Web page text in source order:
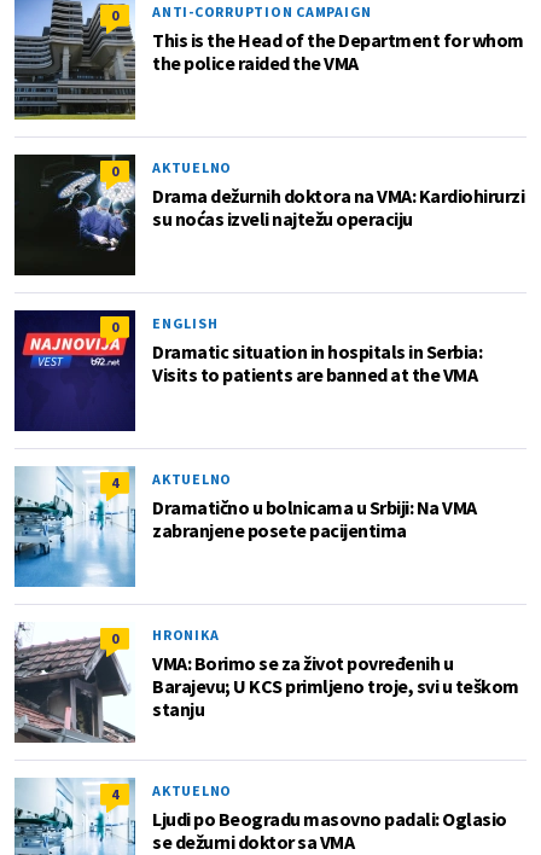
0 ANTI-CORRUPTION CAMPAIGN
This is the Head of the Department for whom
the police raided the VMA
0 AKTUELNO
Drama dežurnih doktora na VMA: Kardiohirurzi
su noćas izveli najtežu operaciju
0 ENGLISH
Dramatic situation in hospitals in Serbia:
Visits to patients are banned at the VMA
4 AKTUELNO
Dramatično u bolnicama u Srbiji: Na VMA
zabranjene posete pacijentima
0 HRONIKA
VMA: Borimo se za život povređenih u
Barajevu; U KCS primljeno troje, svi u teškom
stanju
4 AKTUELNO
Ljudi po Beogradu masovno padali: Oglasio
se dežurni doktor sa VMA